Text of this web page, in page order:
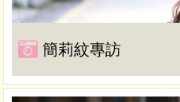
簡莉紋專訪